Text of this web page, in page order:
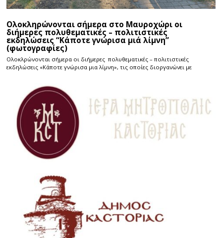
Ολοκληρώνονται σήμερα στο Μαυροχώρι οι
διήμερες πολυθεματικές – πολιτιστικές
εκδηλώσεις “Κάποτε γνώρισα μιά λίμνη”
(φωτογραφίες)
Ολοκλρώνονται σήμερα οι διήμερες πολυθεματικές – πολιτιστικές
εκδηλώσεις «Κάποτε γνώρισα μια λίμνη», τις οποίες διοργανώνει με